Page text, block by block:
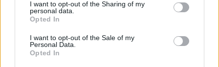
I want to opt-out of the Sharing of my
personal data.
Opted In
I want to opt-out of the Sale of my
Personal Data.
Opted In
SAMHÄLLE 2026-08-04 KL. 06:00
Extremväder har gett upphov till mångmiljonkostnader.